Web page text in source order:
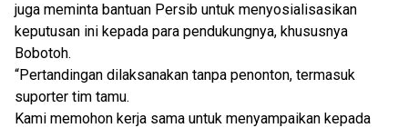
juga meminta bantuan Persib untuk menyosialisasikan
keputusan ini kepada para pendukungnya, khususnya
Bobotoh.
“Pertandingan dilaksanakan tanpa penonton, termasuk
suporter tim tamu.
Kami memohon kerja sama untuk menyampaikan kepada